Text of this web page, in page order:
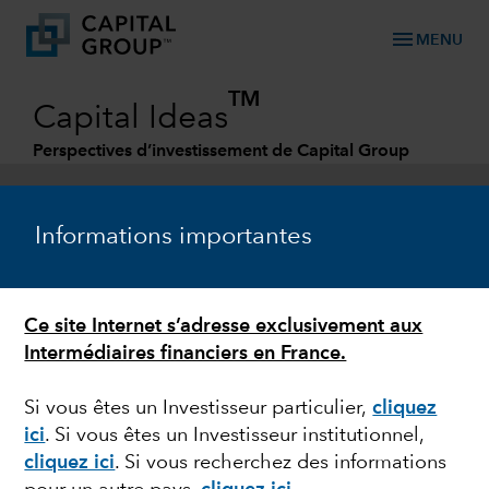
Informations importantes
Ce site Internet s’adresse exclusivement aux
Intermédiaires financiers en France.
Si vous êtes un Investisseur particulier, cliquez
ici. Si vous êtes un Investisseur institutionnel,
cliquez ici. Si vous recherchez des informations
menu MENU
Capital Ideas
TM
Perspectives d’investissement de Capital Group
VOLATILITÉ BOURSIÈRE